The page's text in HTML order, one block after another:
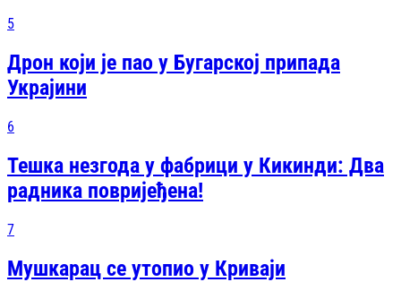
5
Дрон који је пао у Бугарској припада
Украјини
6
Тешка незгода у фабрици у Кикинди: Два
радника повријеђена!
7
Мушкарац се утопио у Криваји